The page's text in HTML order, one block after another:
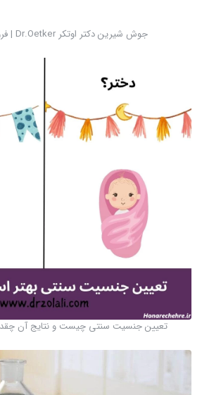
جوش شیرین دکتر اوتکر Dr.Oetker | فروشگاه ارس ترک
تعیین جنسیت سنتی چیست و نتایج آن